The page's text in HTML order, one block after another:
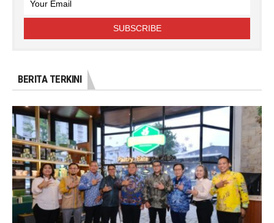
BERITA TERKINI